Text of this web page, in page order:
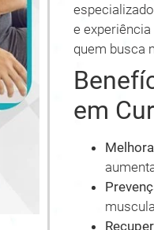
e
quem busca
em